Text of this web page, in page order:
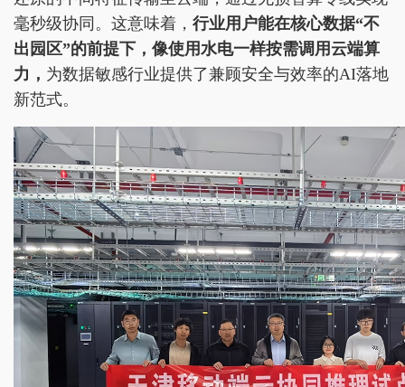
毫秒级协同。这意味着， 行业用户能在核心数据“不
出园区”的前提下 ，像使用水电一样按需调用云端算
力 ， 为数据敏感行业提供了兼顾安全与效率的AI落地
新范式。